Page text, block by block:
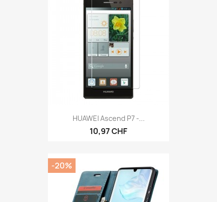
HUAWEI Ascend P7 -...
10,97 CHF
-20%